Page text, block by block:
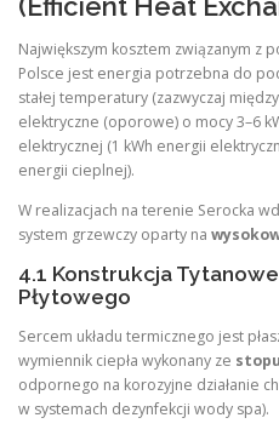
Największym kosztem związanym z
Polsce jest energia potrzebna do
stałej temperatury (zazwyczaj
elektryczne (oporowe) o mocy 3–6
elektrycznej (1 kWh energii
energii cieplnej).
W realizacjach na terenie Serocka
system grzewczy oparty na
4.1 Konstrukcja
Płytowego
Sercem układu termicznego jest
wymiennik ciepła wykonany ze
odpornego na korozyjne działanie
w systemach dezynfekcji wody spa).